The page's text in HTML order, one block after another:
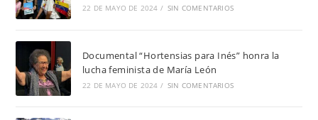
22 DE MAYO DE 2024 / SIN COMENTARIOS
Documental “Hortensias para Inés” honra la
lucha feminista de María León
22 DE MAYO DE 2024 / SIN COMENTARIOS